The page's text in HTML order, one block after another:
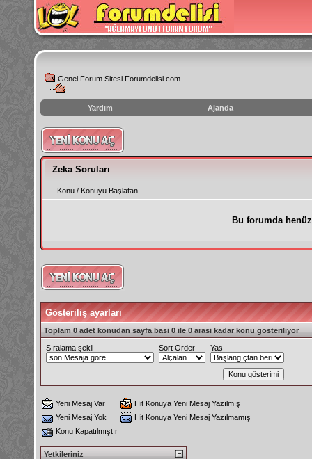
Genel Forum Sitesi Forumdelisi.com
Yardım Ajanda
instagram
izlenme
hilesi
Zeka Soruları
Konu / Konuyu Başlatan
Bu forumda
Gösteriliş ayarları
Toplam 0 adet konudan sayfa basi 0 ile 0 arasi kadar konu gösteriliyor
Sıralama şekli Sort Order Yaş
Yeni Mesaj Var
Hit Konuya Yeni Mesaj Yazılmış
Yeni Mesaj Yok
Hit Konuya Yeni Mesaj Yazılmamış
Konu Kapatılmıştır
Yetkileriniz